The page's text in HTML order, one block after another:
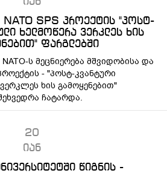
NATO SPS პროექტის "პოსტ-
ხელმოწერა ვერკლეს ხის
ფარგლებში
ს მეცნიერება მშვიდობისა და
- "პოსტ-კვანტური
ხის გამოყენებით"
ჩატარდა.
20
იან
წიგნის -